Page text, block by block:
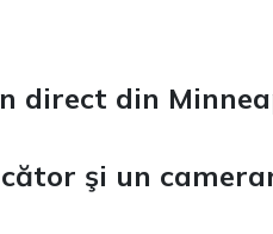
direct din
şi un